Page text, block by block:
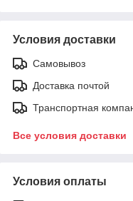
Условия доставки
Самовывоз
Доставка почтой
Транспортная
Все условия доставки
Условия оплаты